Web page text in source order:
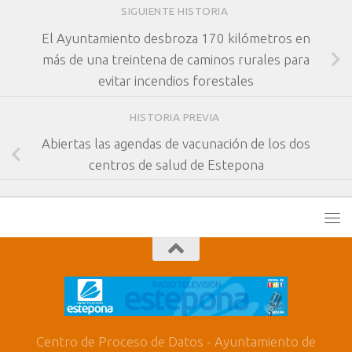
SIGUIENTE HISTORIA
El Ayuntamiento desbroza 170 kilómetros en
más de una treintena de caminos rurales para
evitar incendios forestales
HISTORIA PREVIA
Abiertas las agendas de vacunación de los dos
centros de salud de Estepona
Centro de Proceso de Datos - Ayuntamiento de